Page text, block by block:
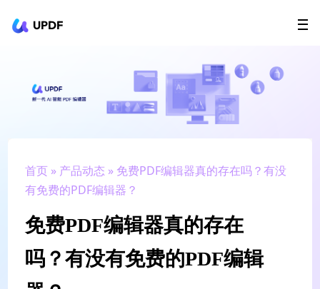
UPDF
AI Agents
政企采购
升级会员
首页 » 产品动态 » 免费PDF编辑器真的存在吗？有没
有免费的PDF编辑器？
免费PDF编辑器真的存在
吗？有没有免费的PDF编辑